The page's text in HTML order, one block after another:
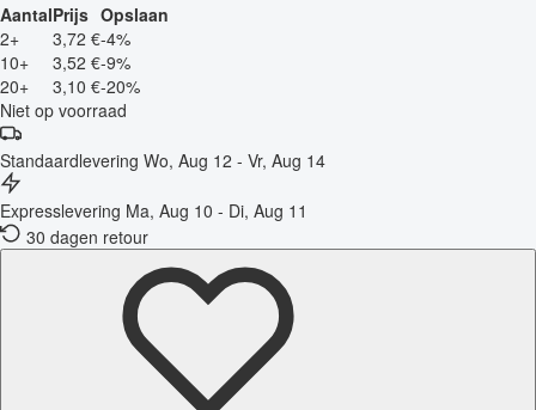
AantalPrijs Opslaan
2+
3,72 €-4%
10+
3,52 €-9%
20+
3,10 €-20%
Niet op voorraad
Standaardlevering Wo, Aug 12 - Vr, Aug 14
Expresslevering Ma, Aug 10 - Di, Aug 11
30 dagen retour